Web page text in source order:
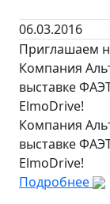
06.03.2016
Приглашаем
Компания
выставке
ElmoDrive!
Компания
выставке
ElmoDrive!
Подробнее